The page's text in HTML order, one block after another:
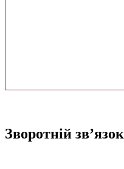
Зворотній зв’язок